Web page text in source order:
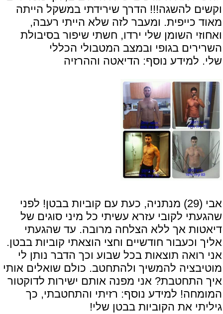
וקשים להשגה!!! הדרך שירידתי במשקל הייתה
מאוד כייפית. ומעבר לזה שלא הייתי רעבה,
ואחוזי השומן שלי ירדו, חשתי שיפור בסיבולת
השרירים בגופי ובמצב המטבולי הכללי
שלי. למידע נוסף: הדיאטה וההרזיה
אבי (29) מנתניה, כעת עם קוביות בבטן! לפני
שהגעתי לקובי עזרא עשיתי כל מיני סוגים של
דיאטות אך ללא הצלחה מרובה. עד שהגעתי
אליך וכעבור חודשיים וחצי הוצאתי קוביות בבטן.
אני רואה תוצאות בכל שבוע וכך הדבר נותן לי
מוטיבציה להמשיך ולהתחטב. כולם שואלים אותי
איך התחטבת? אני מפנה אותם ישירות לדוקטור
המומחה! למידע נוסף: רזיתי והתחטבתי, כך
גיליתי את הקוביות בבטן שלי!